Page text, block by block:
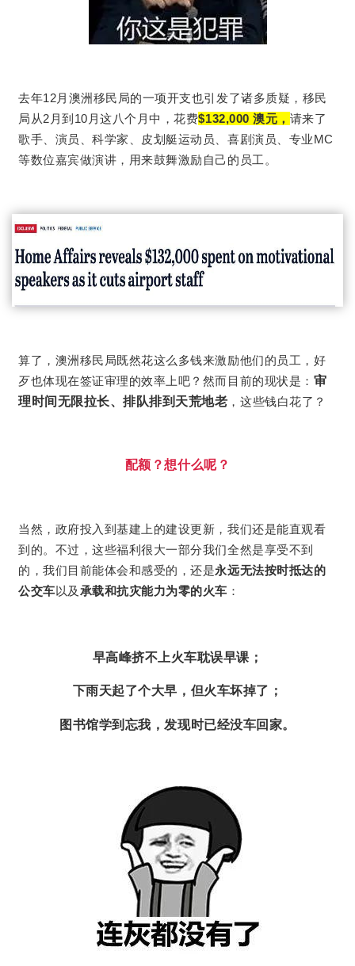
去年12月澳洲移民局的一项开支也引发了诸多质疑，移民
局从2月到10月这八个月中，花费$132,000 澳元， 请来了
歌手、演员、科学家、皮划艇运动员、喜剧演员、专业MC
等数位嘉宾做演讲，用来鼓舞激励自己的员工。
算了，澳洲移民局既然花这么多钱来激励他们的员工，好
歹也体现在签证审理的效率上吧？然而目前的现状是： 审
理时间无限拉长、排队排到天荒地老 ，这些钱白花了？
配额？想什么呢？
当然，政府投入到基建上的建设更新，我们还是能直观看
到的。不过，这些福利很大一部分我们全然是享受不到
的，我们目前能体会和感受的，还是永远无法按时抵达的
公交车以及 承载和抗灾能力为零的火车 ：
早高峰挤不上火车耽误早课；
下雨天起了个大早，但火车坏掉了；
图书馆学到忘我，发现时已经没车回家。